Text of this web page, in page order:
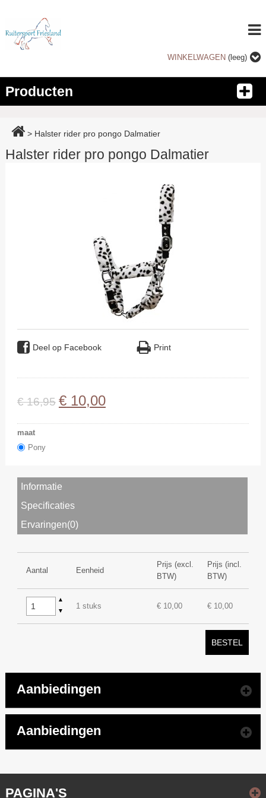
WINKELWAGEN (leeg)
Producten
> Halster rider pro pongo Dalmatier
Halster rider pro pongo Dalmatier
Deel op Facebook Print
€ 16,95 € 10,00
maat
Pony
Informatie
Specificaties
Ervaringen(0)
Aantal Eenheid
Prijs (excl.
BTW)
Prijs (incl.
BTW)
▲
▼
1 stuks € 10,00 € 10,00
BESTEL
Aanbiedingen
Aanbiedingen
PAGINA'S